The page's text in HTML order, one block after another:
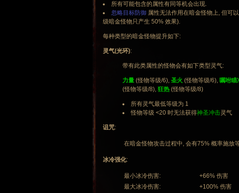
所有可能包含的属性有同等机会出现.
忽略目标防御属性无法作用在暗金怪物上, 但可
级暗金怪物只产生 50% 效果).
每种类型的暗金怪物提升如下:
灵气(光环):
带有此类属性的怪物会有如下类型灵气:
力量(怪物等级/6), 圣火 (怪物等级/6), 嘱咐瞄
(怪物等级/8), 狂热(怪物等级/8)
所有灵气最低等级为 1
怪物等级 <20 时无法获得神圣冲击灵气
诅咒:
在暗金怪物攻击过程中, 会有75% 概率施放
冰冷强化:
最小冰冷伤害:
+66% 伤害
最大冰冷伤害:
+100% 伤害